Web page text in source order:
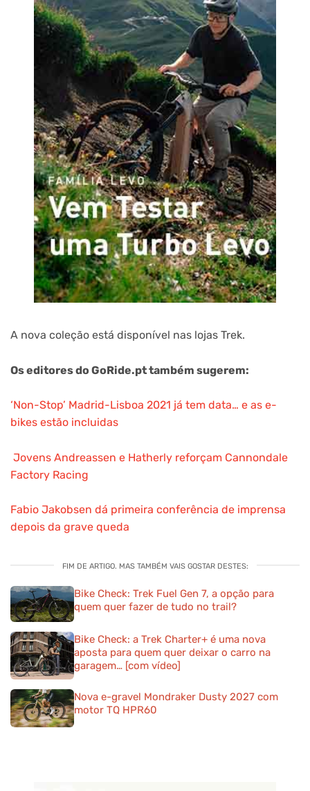
A nova coleção está disponível nas lojas Trek.
Os editores do GoRide.pt também sugerem:
‘Non-Stop’ Madrid-Lisboa 2021 já tem data… e as e-
bikes estão incluidas
Jovens Andreassen e Hatherly reforçam Cannondale
Factory Racing
Fabio Jakobsen dá primeira conferência de imprensa
depois da grave queda
FIM DE ARTIGO. MAS TAMBÉM VAIS GOSTAR DESTES:
Bike Check: Trek Fuel Gen 7, a opção para
quem quer fazer de tudo no trail?
Bike Check: a Trek Charter+ é uma nova
aposta para quem quer deixar o carro na
garagem… [com vídeo]
Nova e-gravel Mondraker Dusty 2027 com
motor TQ HPR60